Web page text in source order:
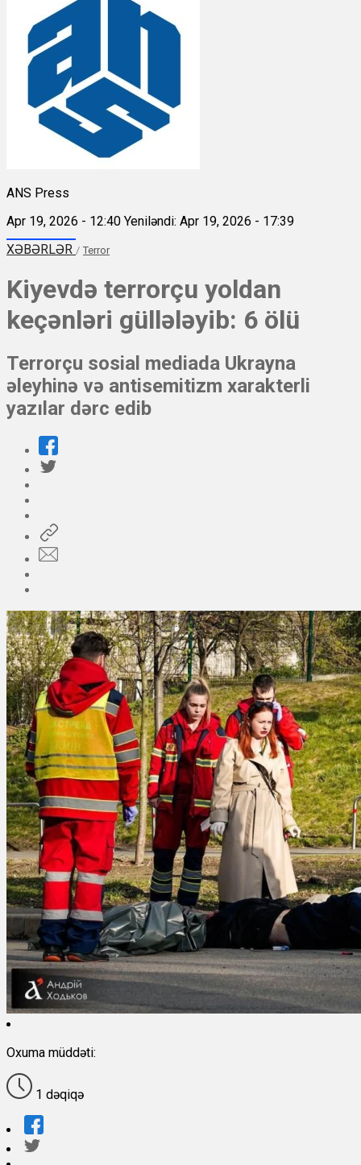
ANS Press
Apr 19, 2026 - 12:40 Yeniləndi: Apr 19, 2026 - 17:39
XƏBƏRLƏR / Terror
Kiyevdə terrorçu yoldan
keçənləri güllələyib: 6 ölü
Terrorçu sosial mediada Ukrayna
əleyhinə və antisemitizm xarakterli
yazılar dərc edib
Oxuma müddəti:
1 dəqiqə